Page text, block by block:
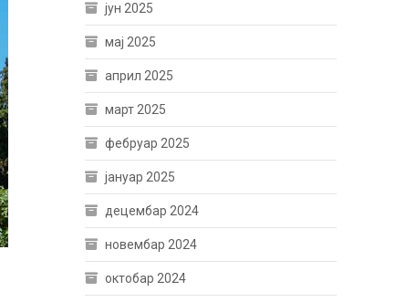
јун 2025
мај 2025
април 2025
март 2025
фебруар 2025
јануар 2025
децембар 2024
новембар 2024
октобар 2024